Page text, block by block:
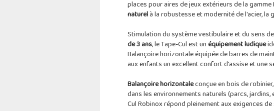
places pour aires de jeux extérieurs de la
naturelà la robustesse et modernité de l'acier,
Stimulation du système vestibulaire et du sens
de 3 ans, le Tape-Cul est unéquipement ludique
Balançoire horizontale équipée de barres de
aux enfants un excellent confort d'assise et une
Balançoire horizontaleconçue en bois de
dans les environnements naturels (parcs,
Cul Robinox répond pleinement aux exigences